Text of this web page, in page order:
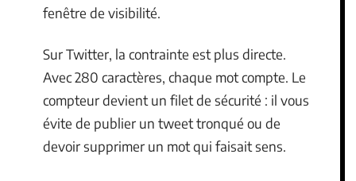
fenêtre de visibilité.
Sur Twitter, la contrainte est plus directe.
Avec 280 caractères, chaque mot compte. Le
compteur devient un filet de sécurité : il vous
évite de publier un tweet tronqué ou de
devoir supprimer un mot qui faisait sens.